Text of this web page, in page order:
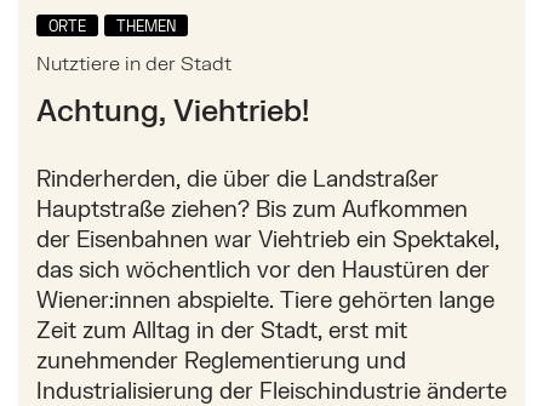
ORTE THEMEN
Nutztiere in der Stadt
Achtung, Viehtrieb!
Rinderherden, die über die Landstraßer
Hauptstraße ziehen? Bis zum Aufkommen
der Eisenbahnen war Viehtrieb ein Spektakel,
das sich wöchentlich vor den Haustüren der
Wiener:innen abspielte. Tiere gehörten lange
Zeit zum Alltag in der Stadt, erst mit
zunehmender Reglementierung und
Industrialisierung der Fleischindustrie änderte